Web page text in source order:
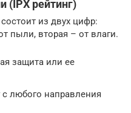
(IPX рейтинг)
из двух цифр:
пыли, вторая – от влаги.
защита или ее
с любого направления